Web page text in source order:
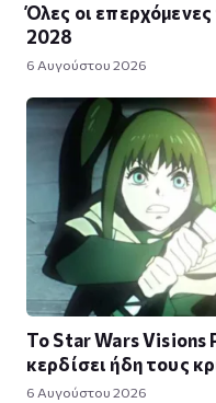
Όλες οι
2028
6 Αυγούστου 2026
Το Star Wars Visions
κερδίσει ήδη τους
6 Αυγούστου 2026